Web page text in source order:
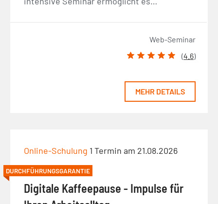
Web-Seminar
(4.6)
MEHR DETAILS
Online-Schulung 1 Termin am 21.08.2026
DURCHFÜHRUNGSGARANTIE
Digitale Kaffeepause - Impulse für